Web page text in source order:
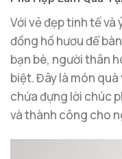
Với vẻ đẹp tinh tế và
đồng hồ hươu để
bạn bè, người thân
biệt. Đây là món
chứa đựng lời chúc
và thành công cho